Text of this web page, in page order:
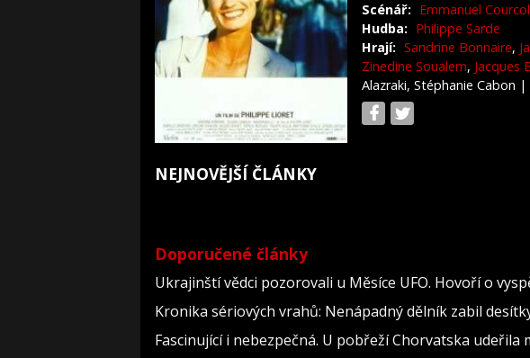
Scénář: Emmanuel Courcol
Hudba: Philippe Sarde
Hrají: Sandrine Bonnaire,
Zinedine Soualem, Jacques
Alazraki, Stéphanie Cabon |
NEJNOVĚJŠÍ ČLÁNKY
Doporučené články
Ukrajinští vědci pozorovali u Měsíce UFO. Hovoří o
Kronika sériových vrahů: Nenápadný dělník zabil
Fascinující i nebezpečná. U pobřeží Chorvatska udeřila